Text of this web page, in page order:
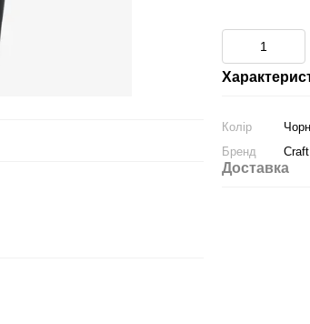
Колір
Бренд
Craft
Доставка